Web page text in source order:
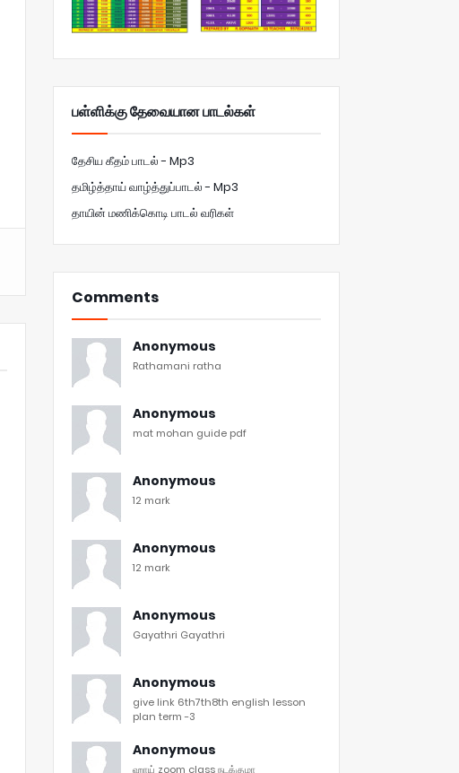
பள்ளிக்கு தேவையான பாடல்கள்
தேசிய கீதம் பாடல் - Mp3
தமிழ்த்தாய் வாழ்த்துப்பாடல் - Mp3
தாயின் மணிக்கொடி பாடல் வரிகள்
Comments
Anonymous
Rathamani ratha
Anonymous
mat mohan guide pdf
Anonymous
12 mark
Anonymous
12 mark
Anonymous
Gayathri Gayathri
Anonymous
give link 6th7th8th english lesson
plan term -3
Anonymous
ஹாய் zoom class நடக்குமா